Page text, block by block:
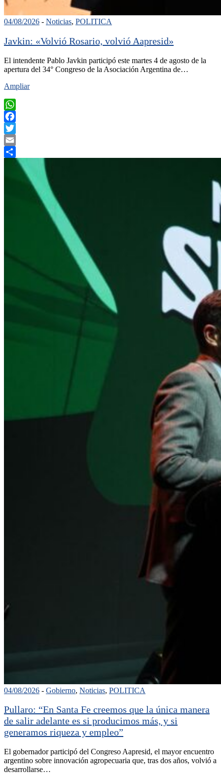
04/08/2026 - Noticias, POLITICA
Javkin: «Volvió Rosario, volvió Aapresid»
El intendente Pablo Javkin participó este martes 4 de agosto de la
apertura del 34° Congreso de la Asociación Argentina de…
Ampliar
WhatsApp
Facebook
Twitter
Email
Compartir
04/08/2026 - Gobierno, Noticias, POLITICA
Pullaro: “En Santa Fe creemos que la única manera
de salir adelante es si producimos más, y si
generamos riqueza y empleo”
El gobernador participó del Congreso Aapresid, el mayor encuentro
argentino sobre innovación agropecuaria que, tras dos años, volvió a
desarrollarse…